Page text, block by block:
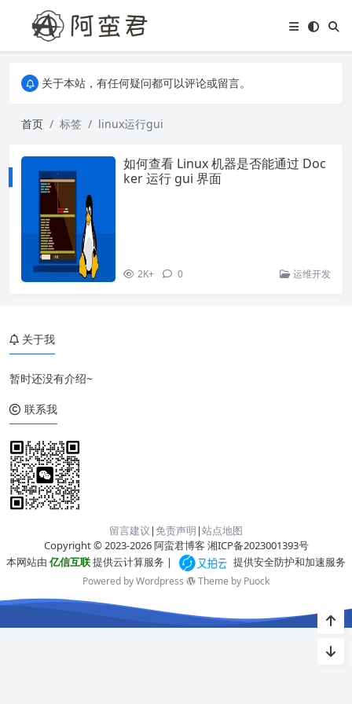
关于本站，有任何疑问都可以评论或留言。
关于本站，有任何疑问都可以评论或留言。
首页
标签 linux运行gui
如何查看 Linux 机器是否能通过 Doc
ker 运行 gui 界面
2K+ 0 运维开发
关于我
暂时还没有介绍~
联系我
留言建议 |免责声明 |站点地图
Copyright © 2023-2026 阿蛮君博客 湘ICP备2023001393号
本网站由 亿信互联提供云计算服务 | 提供安全防护和加速服务
Powered by Wordpress Theme by Puock